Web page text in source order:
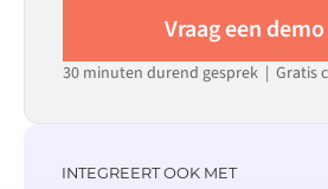
Vraag een
30 minuten durend gesprek | Gratis
INTEGREERT OOK MET